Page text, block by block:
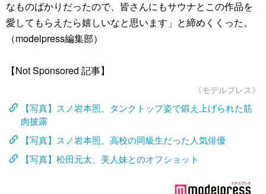
なものばかりだったので、皆さんにもサウナとこの作品を
愛してもらえたら嬉しいなと思います」と締めくくった。
（modelpress編集部）
【Not Sponsored 記事】
《モデルプレス》
【写真】スノ岩本照、タンクトップ姿で鍛え上げられた筋
肉披露
【写真】スノ岩本照、高校の同級生だった人気俳優
【写真】松田元太、美人妹とのオフショット